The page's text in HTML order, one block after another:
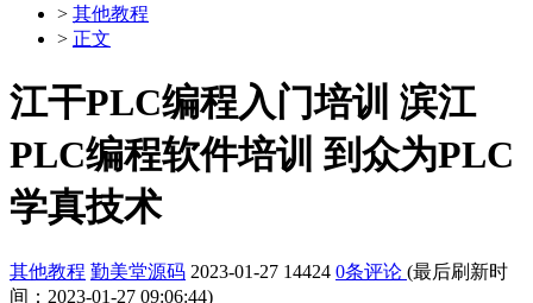
> 其他教程
> 正文
江干PLC编程入门培训 滨江
PLC编程软件培训 到众为PLC
学真技术
其他教程 勤美堂源码 2023-01-27 14424 0条评论 (最后刷新时
间：2023-01-27 09:06:44)